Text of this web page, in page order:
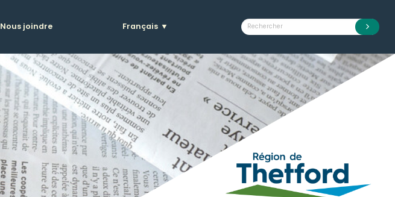
Nous joindre Français ▼